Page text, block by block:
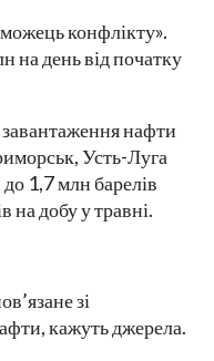
конфлікту».
на день від початку
нафти
Усть-Луга
1,7 млн барелів
на добу у травні.
зі
кажуть джерела.